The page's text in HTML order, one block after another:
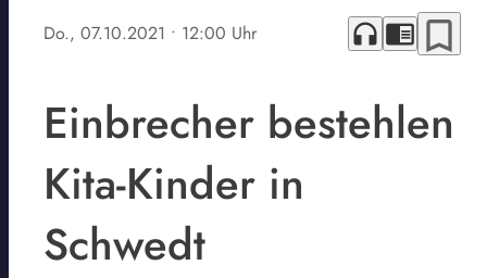
Do., 07.10.2021 • 12:00 Uhr headphones chrome_reader_mode bookmark_border
Einbrecher bestehlen
Kita-Kinder in
Schwedt